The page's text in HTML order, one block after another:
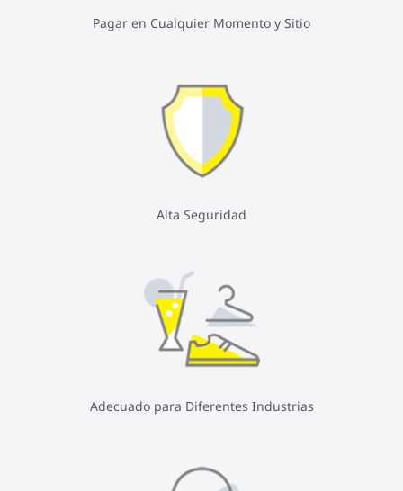
Pagar en Cualquier Momento y Sitio
Alta Seguridad
Adecuado para Diferentes Industrias